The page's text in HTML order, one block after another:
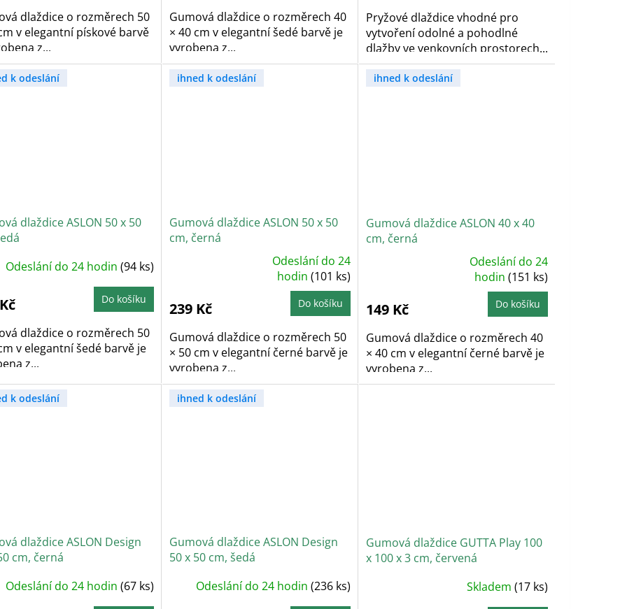
dlaždice o rozměrech 50
v elegantní pískové barvě
z...
Gumová dlaždice o rozměrech 40
× 40 cm v elegantní šedé barvě je
vyrobena z...
Pryžové dlaždice vhodné pro
vytvoření odolné a pohodlné
dlažby ve venkovních prostorech...
k odeslání
dlaždice ASLON 50 x 50
Odeslání do 24 hodin (94 ks)
Do košíku
dlaždice o rozměrech 50
v elegantní šedé barvě je
z...
ihned k odeslání
Gumová dlaždice ASLON 50 x 50
cm, černá
5,0
z
5
Odeslání do 24
hodin(101 ks)
239 Kč Do košíku
Gumová dlaždice o rozměrech 50
× 50 cm v elegantní černé barvě je
vyrobena z...
ihned k odeslání
Gumová dlaždice ASLON 40 x 40
cm, černá
5,0
z
5
Odeslání do 24
hodin (151 ks)
149 Kč Do košíku
Gumová dlaždice o rozměrech 40
× 40 cm v elegantní černé barvě je
vyrobena z...
k odeslání
dlaždice ASLON Design
cm, černá
Odeslání do 24 hodin (67 ks)
ihned k odeslání
Gumová dlaždice ASLON Design
50 x 50 cm, šedá
Odeslání do 24 hodin (236 ks)
Gumová dlaždice GUTTA Play 100
x 100 x 3 cm, červená
Skladem (17 ks)